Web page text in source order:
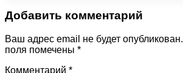
Добавить комментарий
Ваш адрес email не будет опубликован.
поля помечены *
Комментарий *